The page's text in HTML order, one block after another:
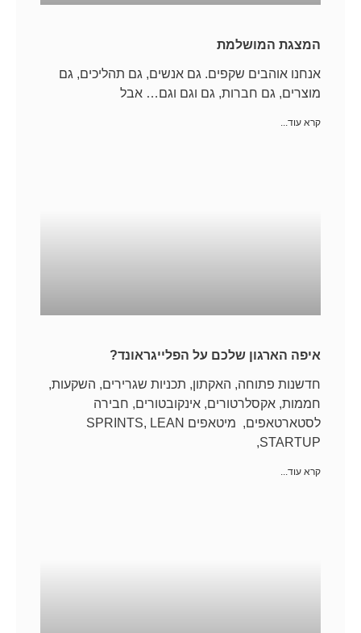
המצגת המושלמת
אנחנו אוהבים שקפים. גם אנשים, גם תהליכים, גם
מוצרים, גם חברות, גם וגם וגם… אבל
קרא עוד...
איפה הארגון שלכם על הפלייגראונד?
חדשנות פתוחה, האקתון, תכניות שגרירים, השקעות,
חממות, אקסלרטורים, אינקובטורים, חבירה
לסטארטאפים, מיטאפים SPRINTS, LEAN
STARTUP,
קרא עוד...